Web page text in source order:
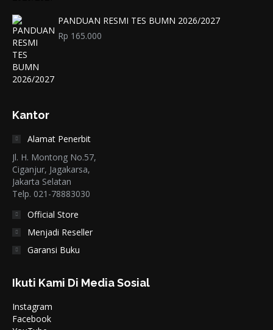
PANDUAN RESMI TES BUMN 2026/2027
Rp 165.000
Kantor
Alamat Penerbit
Jl. H. Montong No.57,
Ciganjur, Jagakarsa,
Jakarta Selatan
Telp. 021-78883030
Official Store
Menjadi Reseller
Garansi Buku
Ikuti Kami Di Media Sosial
Instagram
Facebook